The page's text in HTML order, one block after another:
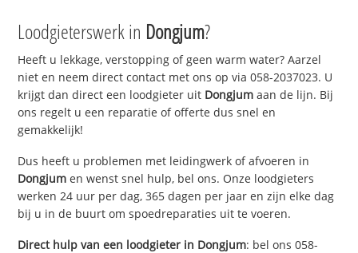
Loodgieterswerk in Dongjum?
Heeft u lekkage, verstopping of geen warm water? Aarzel
niet en neem direct contact met ons op via 058-2037023. U
krijgt dan direct een loodgieter uit Dongjum aan de lijn. Bij
ons regelt u een reparatie of offerte dus snel en
gemakkelijk!
Dus heeft u problemen met leidingwerk of afvoeren in
Dongjum en wenst snel hulp, bel ons. Onze loodgieters
werken 24 uur per dag, 365 dagen per jaar en zijn elke dag
bij u in de buurt om spoedreparaties uit te voeren.
Direct hulp van een loodgieter in Dongjum: bel ons 058-